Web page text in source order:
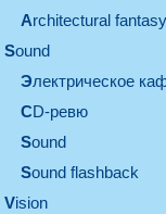
architectural fantasy
sound
электрическое
CD-ревю
sound
Sound flashback
vision